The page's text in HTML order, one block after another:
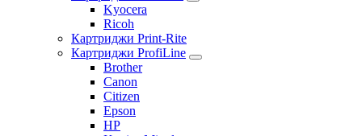
Kyocera
Ricoh
Картриджи Print-Rite
Картриджи ProfiLine
Brother
Canon
Citizen
Epson
HP